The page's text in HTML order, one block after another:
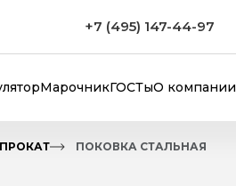
+7 (495) 147-44-97
МарочникГОСТыО компании
ПОКОВКА СТАЛЬНАЯ